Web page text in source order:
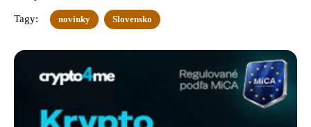
Tagy: novinky Slovensko